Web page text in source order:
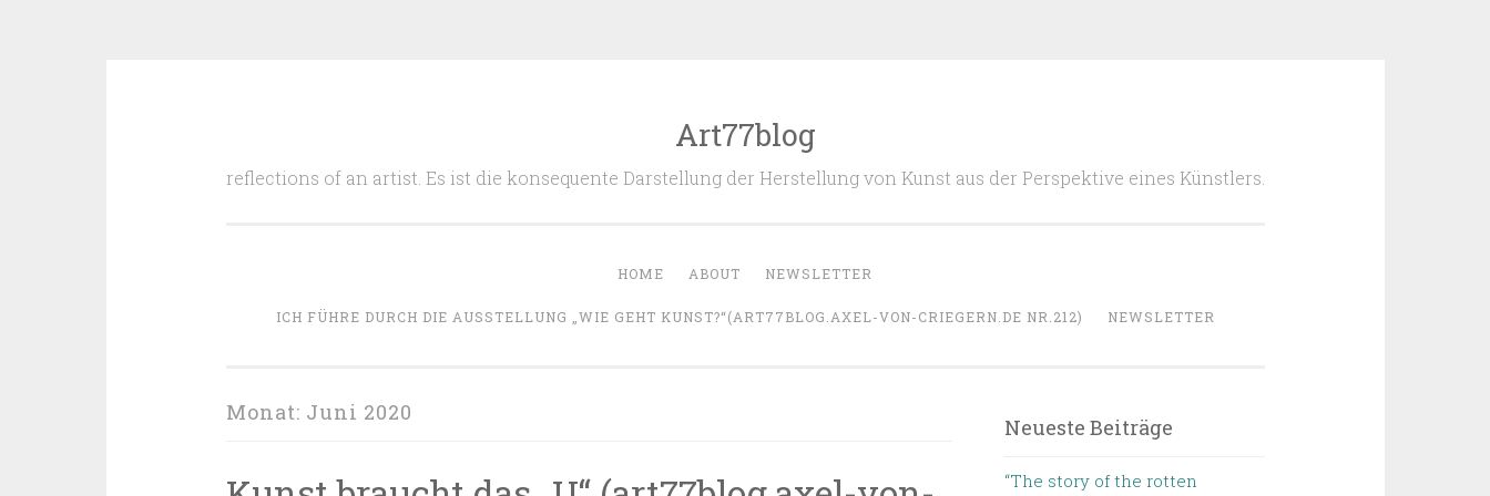
Art77blog
reflections of an artist. Es ist die konsequente Darstellung der Herstellung von Kunst aus der Perspektive eines Künstlers.
HOME ABOUT NEWSLETTER
ICH FÜHRE DURCH DIE AUSSTELLUNG „WIE GEHT KUNST?“(ART77BLOG.AXEL-VON-CRIEGERN.DE NR.212) NEWSLETTER
Monat: Juni 2020
Neueste Beiträge
“The story of the rotten